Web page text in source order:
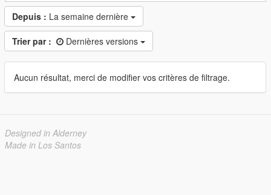
Depuis : La semaine dernière
Trier par : Dernières versions
Aucun résultat, merci de modifier vos critères de filtrage.
Designed in Alderney
Made in Los Santos